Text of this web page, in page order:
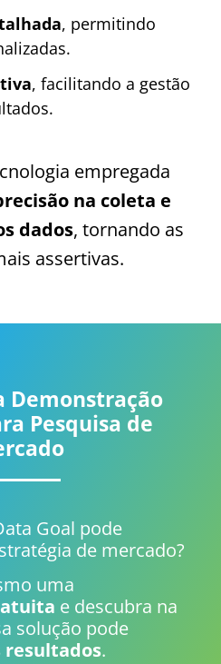
, permitindo
, facilitando a gestão
empregada
na coleta e
dados, tornando as
assertivas.
Demonstração
Pesquisa de
Goal pode
de mercado?
uma
e descubra na
solução pode
resultados.